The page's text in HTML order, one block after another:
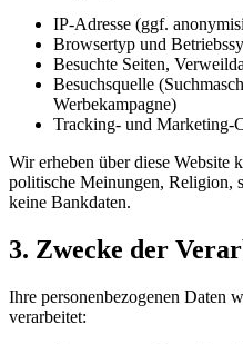
IP-Adresse (ggf.
Browsertyp und
Besuchte Seiten,
Besuchsquelle
Werbekampagne)
Tracking- und Marketing-
Wir erheben über diese Website
politische Meinungen, Religion,
keine Bankdaten.
3. Zwecke der
Ihre personenbezogenen Daten
verarbeitet: